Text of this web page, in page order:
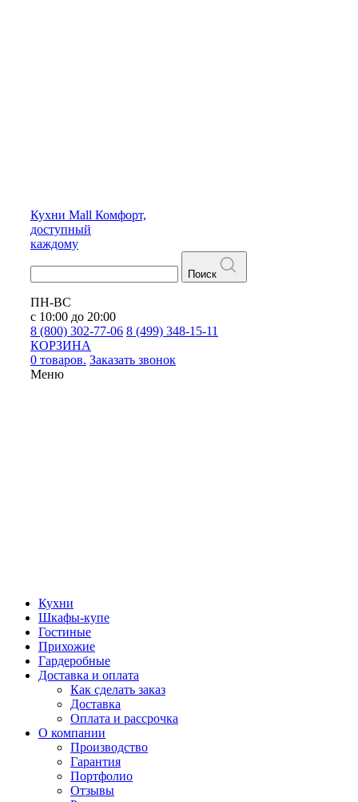
Кухни Mall Комфорт,
доступный
каждому
Поиск
ПН-ВС
с 10:00 до 20:00
8 (800) 302-77-06 8 (499) 348-15-11
КОРЗИНА
0 товаров. Заказать звонок
Меню
Кухни
Шкафы-купе
Гостиные
Прихожие
Гардеробные
Доставка и оплата
Как сделать заказ
Доставка
Оплата и рассрочка
О компании
Производство
Гарантия
Портфолио
Отзывы